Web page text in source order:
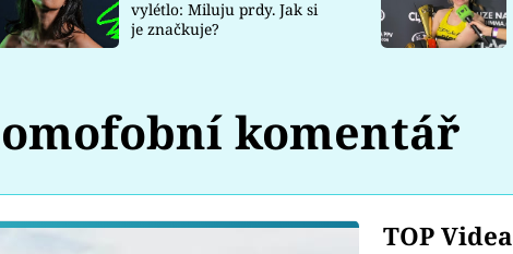
vylétlo: Miluju prdy. Jak si
je značkuje?
komentář
TOP Videa